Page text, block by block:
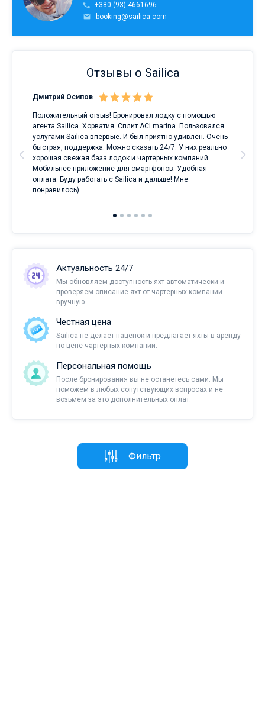
+380 (93) 4661696
booking@sailica.com
Отзывы о Sailica
Дмитрий Осипов
Положительный отзыв! Бронировал лодку с помощью
агента Sailica. Хорватия. Сплит ACI marina. Пользовался
услугами Sailica впервые. И был приятно удивлен. Очень
быстрая, поддержка. Можно сказать 24/7. У них реально
хорошая свежая база лодок и чартерных компаний.
Мобильнее приложение для смартфонов. Удобная
оплата. Буду работать с Sailica и дальше! Мне
понравилось)
Актуальность 24/7
Мы обновляем доступность яхт автоматически и
проверяем описание яхт от чартерных компаний
вручную
Честная цена
Sailica не делает наценок и предлагает яхты в аренду
по цене чартерных компаний.
Персональная помощь
После бронирования вы не останетесь сами. Мы
поможем в любых сопутствующих вопросах и не
возьмем за это дополнительных оплат.
Фильтр